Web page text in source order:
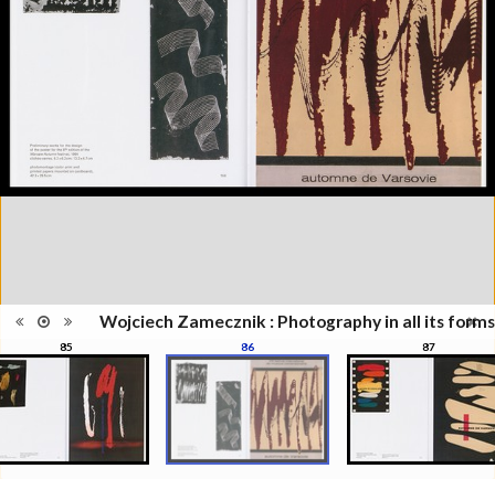
Wojciech Zamecznik : Photography in all its forms
85 86 87
édition
toutes ses formes", Musée de
l'Elysée, Lausanne, 21
septembre - 31 décembre 2016
Revues, Journaux
images
Couleur, Noir & Blanc
Nombre de
pages
208 pages